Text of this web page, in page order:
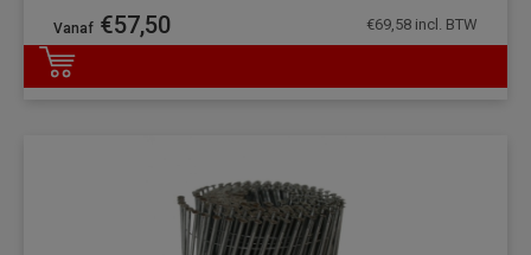
DETAILS
€57,50 €69,58 incl. BTW